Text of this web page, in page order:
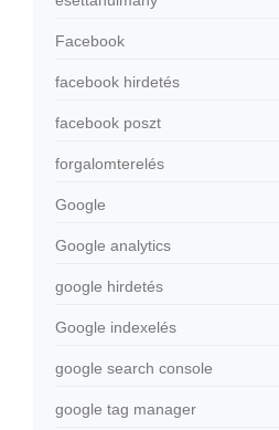
Facebook
facebook hirdetés
facebook poszt
forgalomterelés
Google
Google analytics
google hirdetés
Google indexelés
google search console
google tag manager